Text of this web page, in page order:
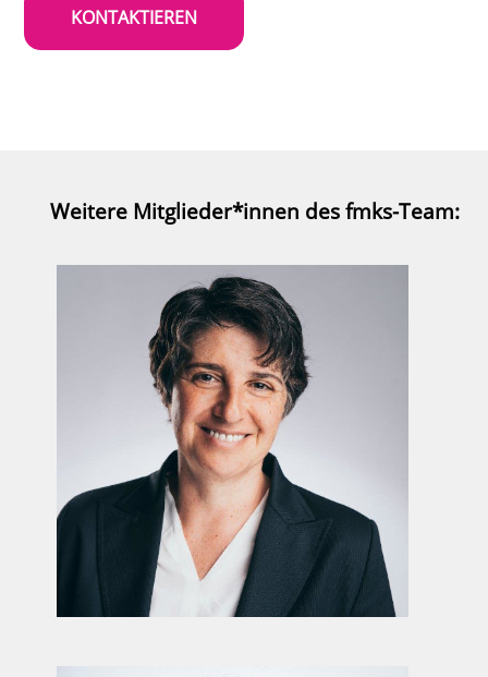
KONTAKTIEREN
Weitere Mitglieder*innen des fmks-Team: